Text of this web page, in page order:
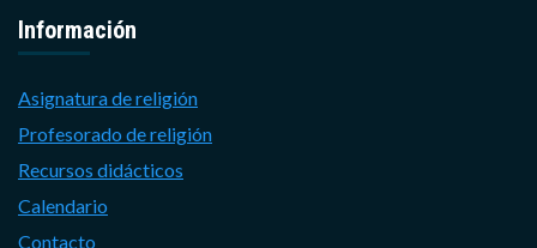
Información
Asignatura de religión
Profesorado de religión
Recursos didácticos
Calendario
Contacto